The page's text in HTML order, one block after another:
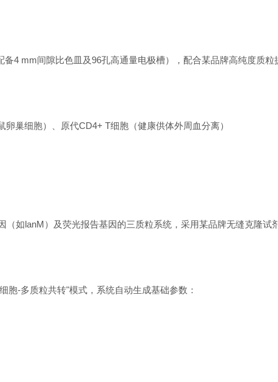
4 mm间隙比色皿及96孔高通量电极槽），配合某品牌高纯度质粒
巢细胞）、原代CD4+ T细胞（健康供体外周血分离）
如lanM）及荧光报告基因的三质粒系统，采用某品牌无缝克隆试
胞-多质粒共转"模式，系统自动生成基础参数：